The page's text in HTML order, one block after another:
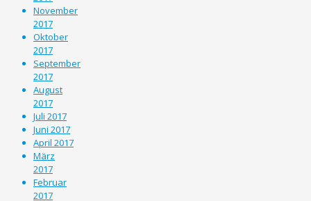
November
2017
Oktober
2017
September
2017
August
2017
Juli 2017
Juni 2017
April 2017
März
2017
Februar
2017